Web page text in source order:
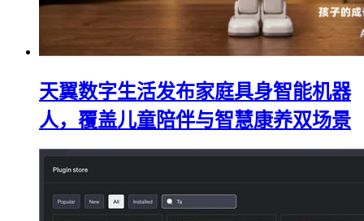
天翼数字生活发布家庭具身智能机器
人，覆盖儿童陪伴与智慧康养双场景